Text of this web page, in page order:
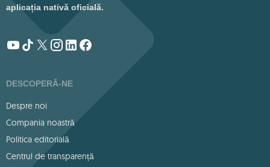
aplicația nativă oficială.
DESCOPERĂ-NE
Despre noi
Compania noastră
Politica editorială
Centrul de transparență